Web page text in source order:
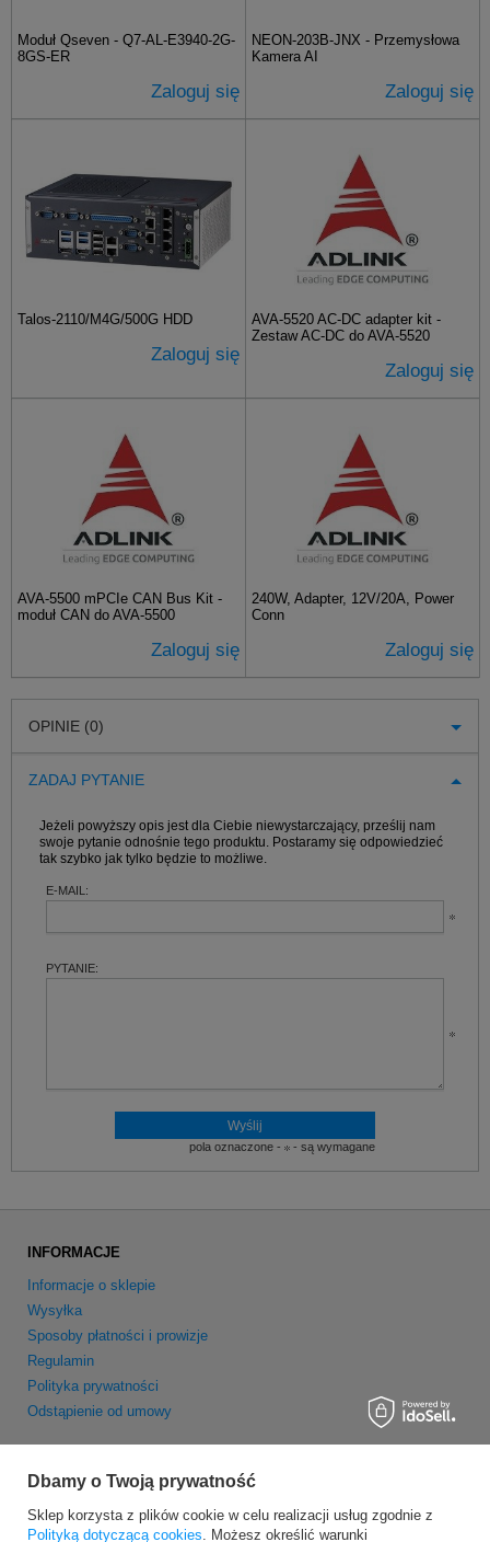
Moduł Qseven - Q7-AL-E3940-2G-
8GS-ER
Zaloguj się
NEON-203B-JNX - Przemysłowa
Kamera AI
Zaloguj się
Talos-2110/M4G/500G HDD
Zaloguj się
AVA-5520 AC-DC adapter kit -
Zestaw AC-DC do AVA-5520
Zaloguj się
AVA-5500 mPCIe CAN Bus Kit -
moduł CAN do AVA-5500
Zaloguj się
240W, Adapter, 12V/20A, Power
Conn
Zaloguj się
OPINIE (0)
ZADAJ PYTANIE
Jeżeli powyższy opis jest dla Ciebie niewystarczający, prześlij nam
swoje pytanie odnośnie tego produktu. Postaramy się odpowiedzieć
tak szybko jak tylko będzie to możliwe.
E-MAIL:
PYTANIE:
pola oznaczone - - są wymagane
INFORMACJE
Informacje o sklepie
Wysyłka
Sposoby płatności i prowizje
Regulamin
Polityka prywatności
Odstąpienie od umowy
Zarejestruj się
Moje zamówienia
Dbamy o Twoją prywatność
Sklep korzysta z plików cookie w celu realizacji usług zgodnie z
Polityką dotyczącą cookies. Możesz określić warunki